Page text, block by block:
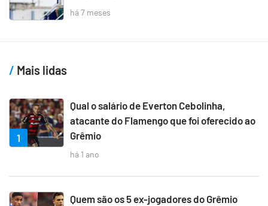
há 7 meses
Mais lidas
1
Qual o salário de Everton Cebolinha,
atacante do Flamengo que foi oferecido ao
Grêmio
há 1 ano
Quem são os 5 ex-jogadores do Grêmio